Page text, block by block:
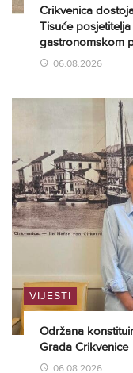
Crikvenica
Tisuće
gastronomskom
06.08.2026
VIJESTI
Održana
Grada Crikvenice
06.08.2026